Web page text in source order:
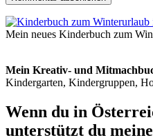
Mein neues Kinderbuch zum
Mein Kreativ- und
Kindergarten, Kindergruppen,
Wenn du in
unterstützt du